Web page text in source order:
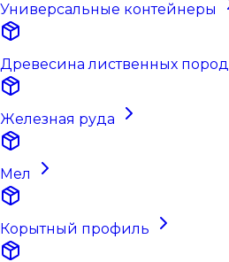
Универсальные контейнеры
Древесина лиственных пород
Железная руда
Мел
Корытный профиль